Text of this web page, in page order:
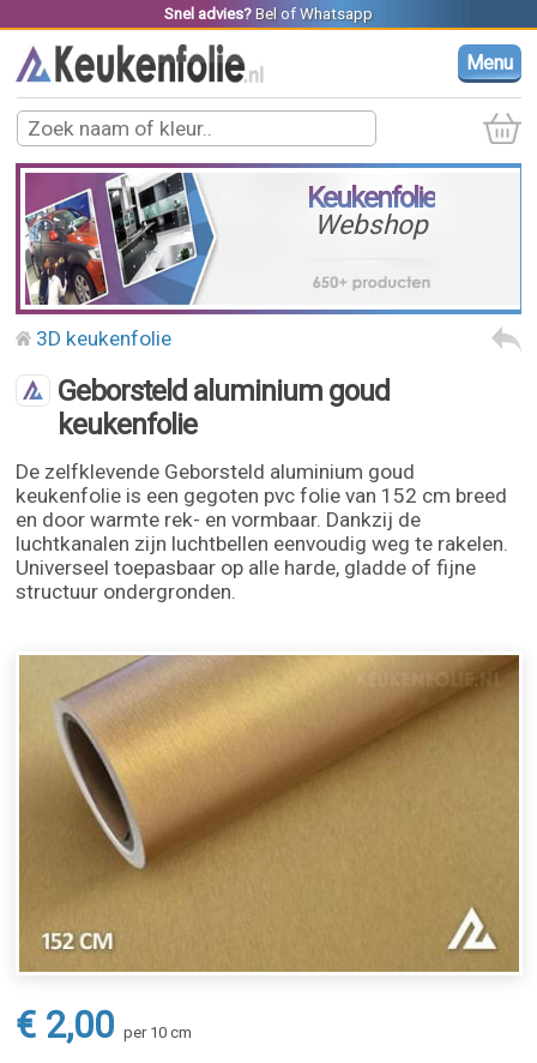
Snel advies? Belof Whatsapp
Menu
Keukenfolie
Webshop
3D keukenfolie
Geborsteld aluminium goud
keukenfolie
De zelfklevende Geborsteld aluminium goud
keukenfolie is een gegoten pvc folie van 152 cm breed
en door warmte rek- en vormbaar. Dankzij de
luchtkanalen zijn luchtbellen eenvoudig weg te rakelen.
Universeel toepasbaar op alle harde, gladde of fijne
structuur ondergronden.
€ 2,00 per 10 cm